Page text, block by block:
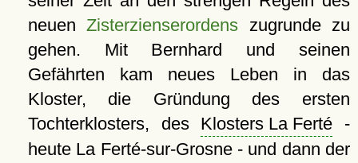
neuenZisterzienserordens zugrunde zu
gehen. Mit Bernhard und seinen
Gefährten kam neues Leben in das
Kloster, die Gründung des ersten
Tochterklosters, des Klosters La Ferté -
heute La Ferté-sur-Grosne - und dann der